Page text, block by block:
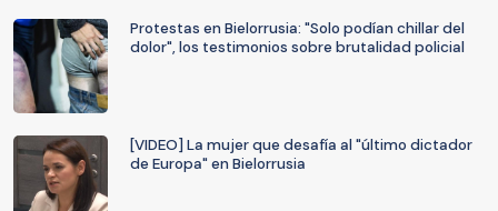
Protestas en Bielorrusia: "Solo podían chillar del
dolor", los testimonios sobre brutalidad policial
[VIDEO] La mujer que desafía al "último dictador
de Europa" en Bielorrusia